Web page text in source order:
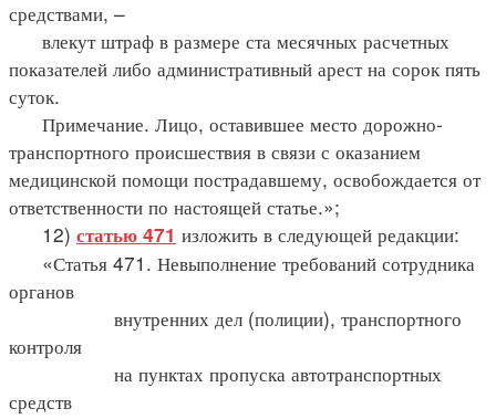
средствами, –
влекут штраф в размере ста месячных расчетных
показателей либо административный арест на сорок пять
суток.
Примечание. Лицо, оставившее место дорожно-
транспортного происшествия в связи с оказанием
медицинской помощи пострадавшему, освобождается от
ответственности по настоящей статье.»;
12) статью 471 изложить в следующей редакции:
«Статья 471. Невыполнение требований сотрудника
органов
внутренних дел (полиции), транспортного
контроля
на пунктах пропуска автотранспортных
средств